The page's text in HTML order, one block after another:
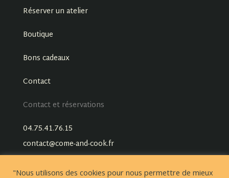
Réserver un atelier
Boutique
Bons cadeaux
Contact
Contact et réservations
04.75.41.76.15
contact@come-and-cook.fr
"Nous utilisons des cookies pour nous permettre de mieux